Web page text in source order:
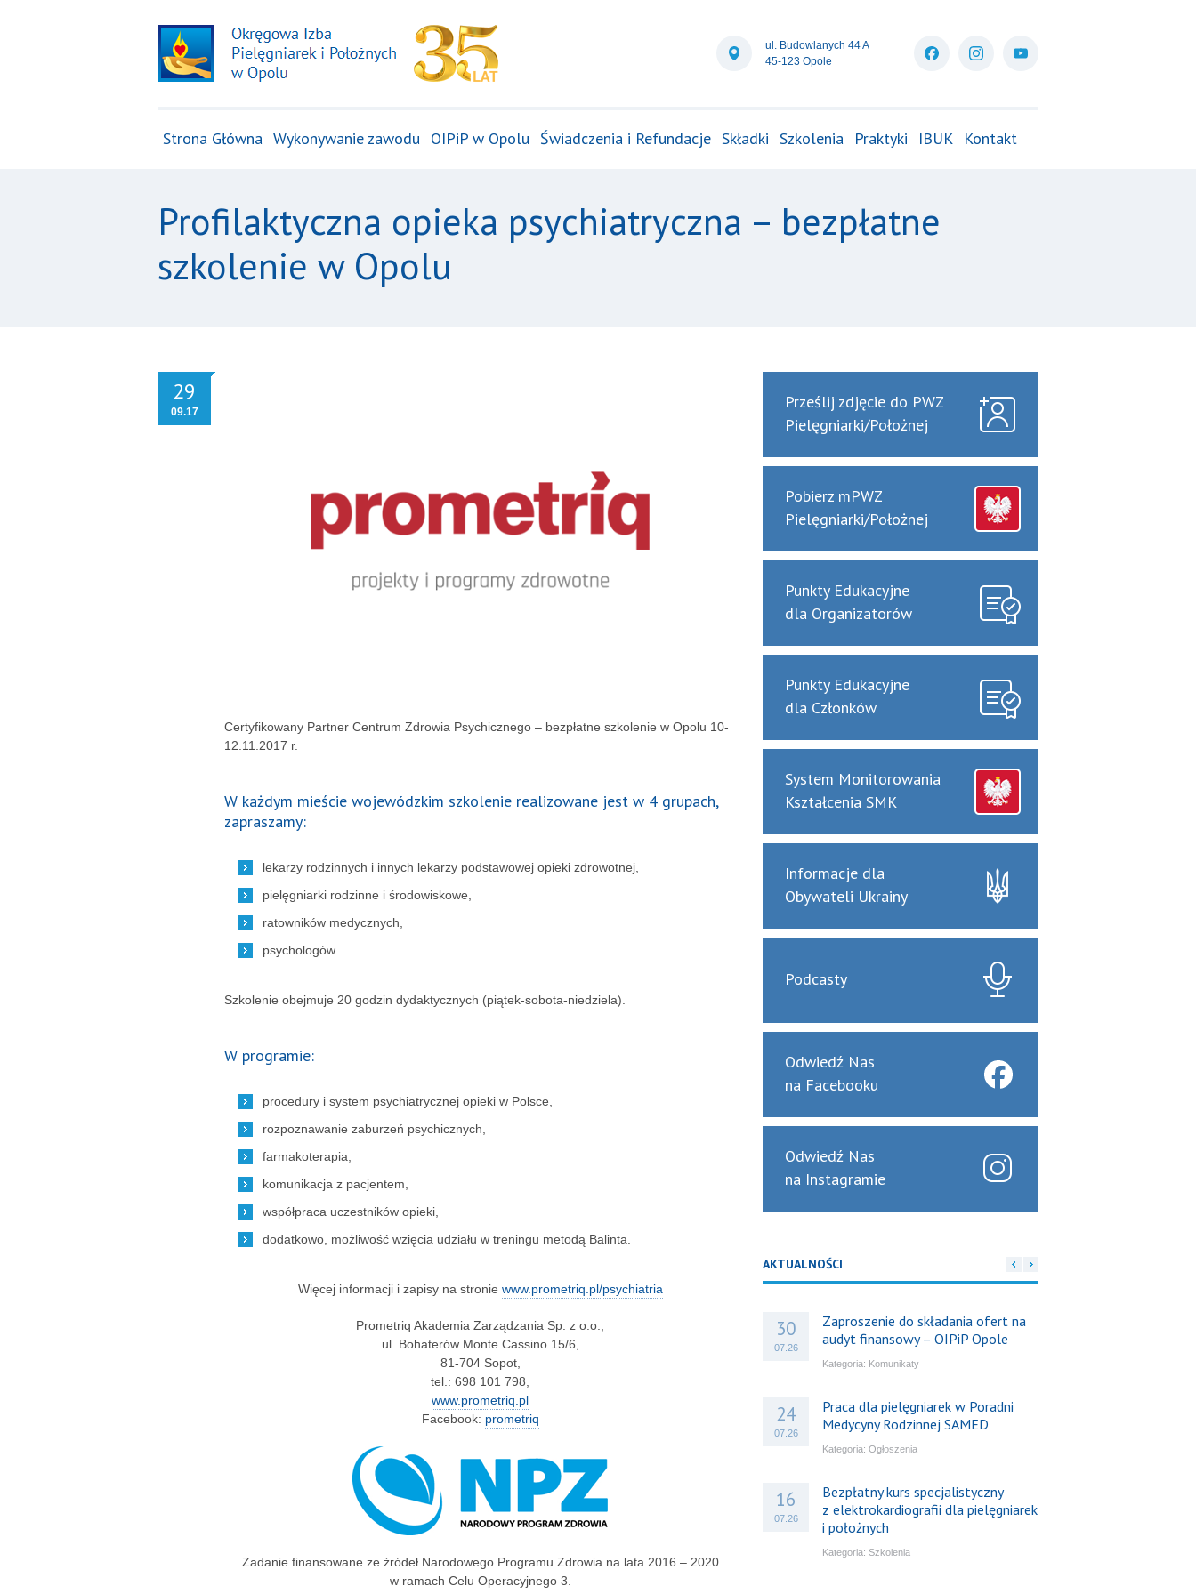
ul. Budowlanych 44 A
45-123 Opole
Strona Główna Wykonywanie zawodu OIPiP w Opolu Świadczenia i Refundacje Składki Szkolenia Praktyki IBUK Kontakt
Profilaktyczna opieka psychiatryczna – bezpłatne
szkolenie w Opolu
29
09.17
Certyfikowany Partner Centrum Zdrowia Psychicznego – bezpłatne szkolenie w Opolu 10-
12.11.2017 r.
W każdym mieście wojewódzkim szkolenie realizowane jest w 4 grupach,
zapraszamy:
lekarzy rodzinnych i innych lekarzy podstawowej opieki zdrowotnej,
pielęgniarki rodzinne i środowiskowe,
ratowników medycznych,
psychologów.
Szkolenie obejmuje 20 godzin dydaktycznych (piątek-sobota-niedziela).
W programie:
procedury i system psychiatrycznej opieki w Polsce,
rozpoznawanie zaburzeń psychicznych,
farmakoterapia,
komunikacja z pacjentem,
współpraca uczestników opieki,
dodatkowo, możliwość wzięcia udziału w treningu metodą Balinta.
Więcej informacji i zapisy na stronie www.prometriq.pl/psychiatria
Prometriq Akademia Zarządzania Sp. z o.o.,
ul. Bohaterów Monte Cassino 15/6,
81-704 Sopot,
tel.: 698 101 798,
www.prometriq.pl
Facebook: prometriq
Zadanie finansowane ze źródeł Narodowego Programu Zdrowia na lata 2016 – 2020
w ramach Celu Operacyjnego 3.
Prześlij zdjęcie do PWZ
Pielęgniarki/Położnej
Pobierz mPWZ
Pielęgniarki/Położnej
Punkty Edukacyjne
dla Organizatorów
Punkty Edukacyjne
dla Członków
System Monitorowania
Kształcenia SMK
Informacje dla
Obywateli Ukrainy
Podcasty
Odwiedź Nas
na Facebooku
Odwiedź Nas
na Instagramie
AKTUALNOŚCI
30
07.26
Zaproszenie do składania ofert na
audyt finansowy – OIPiP Opole
Kategoria: Komunikaty
24
07.26
Praca dla pielęgniarek w Poradni
Medycyny Rodzinnej SAMED
Kategoria: Ogłoszenia
16
07.26
Bezpłatny kurs specjalistyczny
z elektrokardiografii dla pielęgniarek
i położnych
Kategoria: Szkolenia